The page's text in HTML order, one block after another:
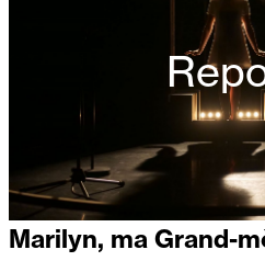
Marilyn, ma Grand-